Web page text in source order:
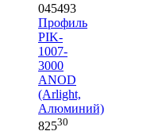
045493
Профиль
PIK-
1007-
3000
ANOD
(Arlight,
Алюминий)
82530